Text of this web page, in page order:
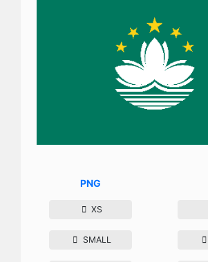
PNG
XS
SMALL